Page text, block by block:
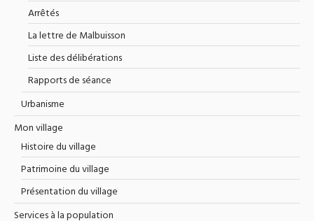
Arrêtés
La lettre de Malbuisson
Liste des délibérations
Rapports de séance
Urbanisme
Mon village
Histoire du village
Patrimoine du village
Présentation du village
Services à la population